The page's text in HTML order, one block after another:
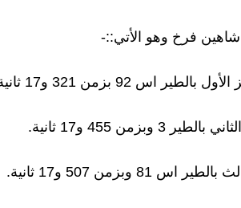
فرخ وهو الأتي::-